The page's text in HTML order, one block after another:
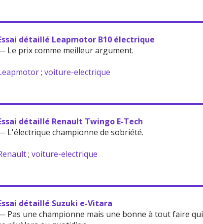
détaillé Leapmotor B10 électrique
Le prix comme meilleur argument.
;voiture-electrique
détaillé Renault Twingo E-Tech
L'électrique championne de sobriété.
;voiture-electrique
détaillé Suzuki e-Vitara
Pas une championne mais une bonne à tout faire qui